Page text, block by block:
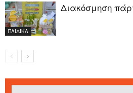
ΠΑΙΔΙΚΑ
Διακόσμηση